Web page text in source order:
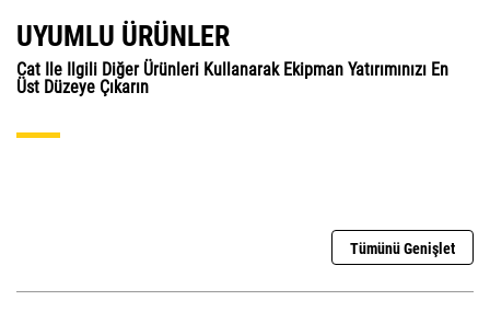
UYUMLU ÜRÜNLER
Cat Ile Ilgili Diğer Ürünleri Kullanarak Ekipman Yatırımınızı En
Üst Düzeye Çıkarın
Tümünü Genişlet